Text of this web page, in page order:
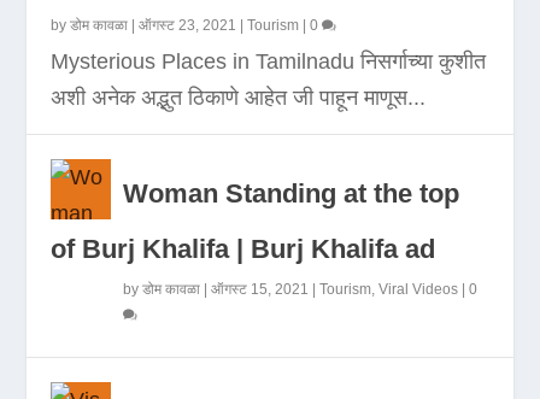
byडोम कावळा |ऑगस्ट 23, 2021 |Tourism |0
Mysterious Places in Tamilnadu निसर्गाच्या कुशीत
अशी अनेक अद्भुत ठिकाणे आहेत जी पाहून माणूस...
Woman Standing at the top
of Burj Khalifa | Burj Khalifa ad
byडोम कावळा |ऑगस्ट 15, 2021 |Tourism ,Viral Videos |0